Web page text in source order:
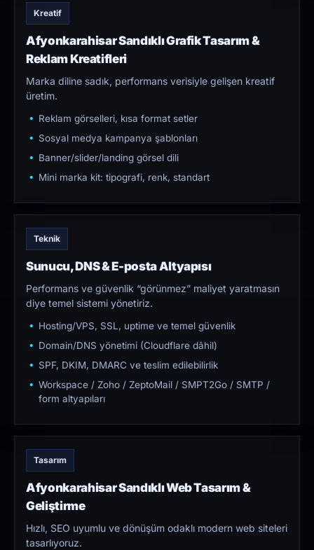
Kreatif
Afyonkarahisar Sandıklı Grafik Tasarım &
Reklam Kreatifleri
Marka diline sadık, performans verisiyle gelişen kreatif
üretim.
Reklam görselleri, kısa format setler
Sosyal medya kampanya şablonları
Banner/slider/landing görsel dili
Mini marka kit: tipografi, renk, standart
Teknik
Sunucu, DNS & E-posta Altyapısı
Performans ve güvenlik “görünmez” maliyet yaratmasın
diye temel sistemi yönetiriz.
Hosting/VPS, SSL, uptime ve temel güvenlik
Domain/DNS yönetimi (Cloudflare dâhil)
SPF, DKIM, DMARC ve teslim edilebilirlik
Workspace / Zoho / ZeptoMail / SMPT2Go / SMTP /
form altyapıları
Tasarım
Afyonkarahisar Sandıklı Web Tasarım &
Geliştirme
Hızlı, SEO uyumlu ve dönüşüm odaklı modern web siteleri
tasarlıyoruz.